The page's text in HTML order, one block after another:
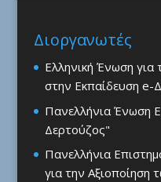
Διοργανωτές
Ελληνική Ένωση
στην Εκπαίδευση e-
Πανελλήνια Ένωση
Δερτούζος"
Πανελλήνια
για την Αξιοποίηση